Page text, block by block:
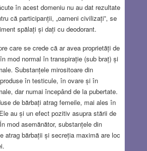
în acest domeniu nu au dat rezultate
că participanții, „oameni civilizați”, se
spălați și dați cu deodorant.
care se crede că ar avea proprietăți de
mod normal în transpirație (sub braț) și
Substanțele mirositoare din
în testicule, în ovare și în
dar numai începând de la pubertate.
de bărbați atrag femeile, mai ales în
au și un efect pozitiv asupra stării de
mod asemănător, substanțele din
atrag bărbații și secreția maximă are loc